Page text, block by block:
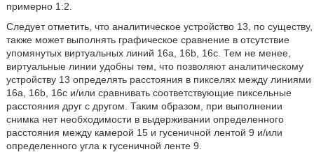
примерно 1:2.
Следует отметить, что аналитическое устройство 13, по существу,
также может выполнять графическое сравнение в отсутствие
упомянутых виртуальных линий 16а, 16b, 16с. Тем не менее,
виртуальные линии удобны тем, что позволяют аналитическому
устройству 13 определять расстояния в пикселях между линиями
16а, 16b, 16с и/или сравнивать соответствующие пиксельные
расстояния друг с другом. Таким образом, при выполнении
снимка нет необходимости в выдерживании определенного
расстояния между камерой 15 и гусеничной лентой 9 и/или
определенного угла к гусеничной ленте 9.